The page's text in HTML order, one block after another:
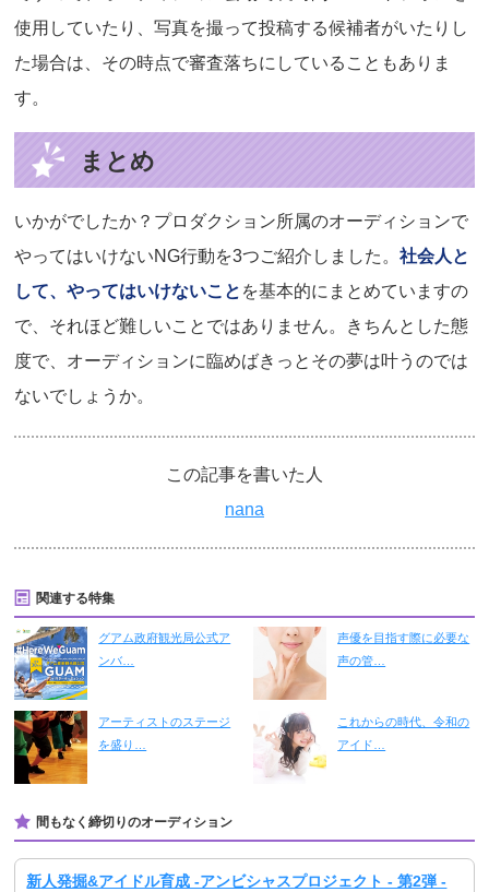
使用していたり、写真を撮って投稿する候補者がいたりし
た場合は、その時点で審査落ちにしていることもありま
す。
まとめ
いかがでしたか？プロダクション所属のオーディションで
やってはいけないNG行動を3つご紹介しました。社会人と
して、やってはいけないこと を基本的にまとめていますの
で、それほど難しいことではありません。きちんとした態
度で、オーディションに臨めばきっとその夢は叶うのでは
ないでしょうか。
この記事を書いた人
nana
関連する特集
グアム政府観光局公式ア
ンバ…
声優を目指す際に必要な
声の管…
アーティストのステージ
を盛り…
これからの時代、令和の
アイド…
間もなく締切りのオーディション
新人発掘&アイドル育成 -アンビシャスプロジェクト - 第2弾 -